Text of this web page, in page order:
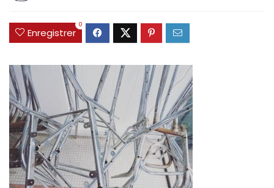
Enregistrer
0